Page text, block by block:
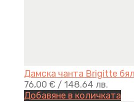
Дамска чанта Brigitte
76,00 € / 148.64 лв.
Добавяне в количката